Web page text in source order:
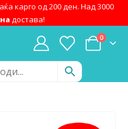
карго од 200 ден. Над 3000
достава!
0